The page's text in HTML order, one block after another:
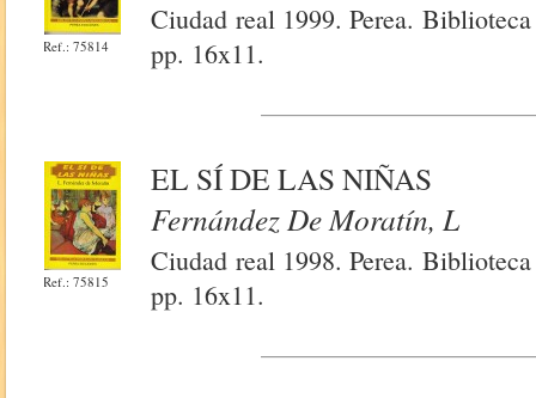
Ref.: 75814
Ciudad real 1999. Perea.
pp. 16x11.
Ref.: 75815
EL SÍ DE LAS NIÑAS
Fernández De Moratín, L
Ciudad real 1998. Perea.
pp. 16x11.